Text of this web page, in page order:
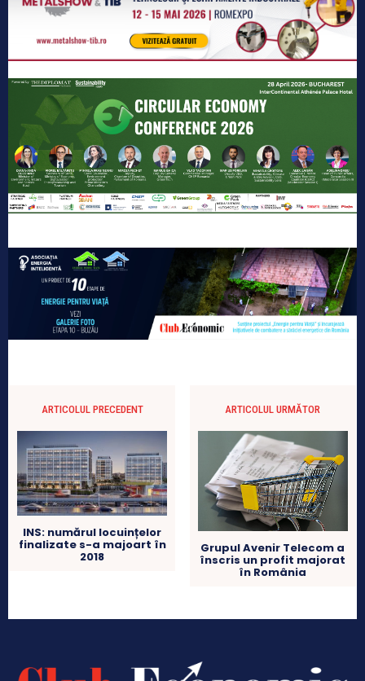
ARTICOLUL PRECEDENT
INS: numărul locuințelor
finalizate s-a majoart în
2018
ARTICOLUL URMĂTOR
Grupul Avenir Telecom a
înscris un profit majorat
în România